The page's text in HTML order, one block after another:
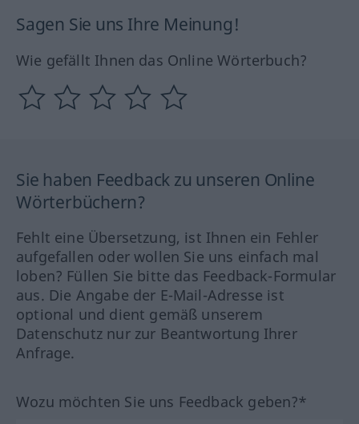
Sagen Sie uns Ihre Meinung!
Wie gefällt Ihnen das Online Wörterbuch?
Sie haben Feedback zu unseren Online
Wörterbüchern?
Fehlt eine Übersetzung, ist Ihnen ein Fehler
aufgefallen oder wollen Sie uns einfach mal
loben? Füllen Sie bitte das Feedback-Formular
aus. Die Angabe der E-Mail-Adresse ist
optional und dient gemäß unserem
Datenschutz nur zur Beantwortung Ihrer
Anfrage.
Wozu möchten Sie uns Feedback geben?*